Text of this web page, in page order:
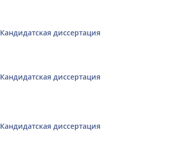
Кандидатская диссертация
Кандидатская диссертация
Кандидатская диссертация